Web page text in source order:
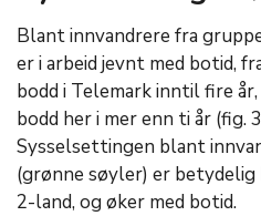
Blant innvandrere fra
er i arbeid jevnt med botid,
bodd i Telemark inntil fire
bodd her i mer enn ti år (fig.
Sysselsettingen blant
(grønne søyler) er
2-land, og øker med botid.